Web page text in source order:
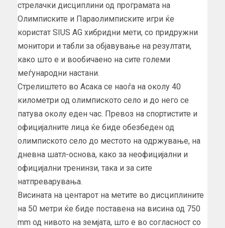
стрелачки дисциплини од програмата на
Олимписките и Параолимписките игри ќе
користат SIUS AG хибридни мети, со придружни
монитори и табли за објавување на резултати,
како што е и вообичаено на сите големи
меѓународни настани.
Стрелиштето во Асака се наоѓа на околу 40
километри од олимпиското село и до него се
патува околу еден час. Превоз на спортистите и
официјалните лица ќе биде обезбеден од
олимпиското село до местото на одржување, на
дневна шатл-основа, како за неофицијални и
официјални тренинзи, така и за сите
натпреварувања.
Висината на центарот на метите во дисциплините
на 50 метри ќе биде поставена на висина од 750
mm од нивото на земјата, што е во согласност со